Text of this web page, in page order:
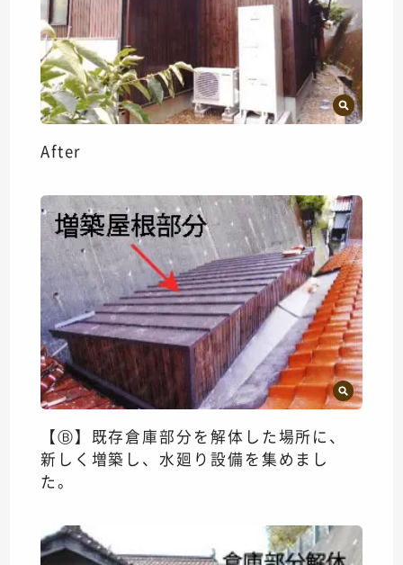
After
【Ⓑ】既存倉庫部分を解体した場所に、
新しく増築し、水廻り設備を集めまし
た。